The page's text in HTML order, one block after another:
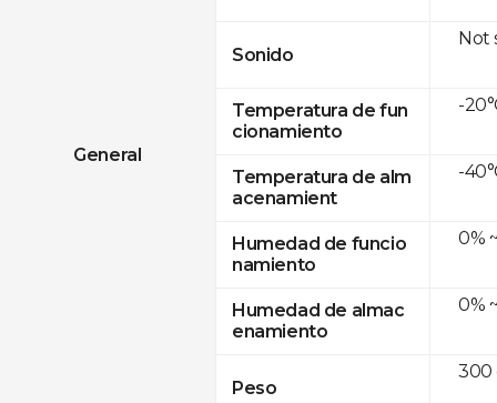
General
Sonido
Temperatura de fun
cionamiento
Temperatura de alm
acenamient
Humedad de funcio
namiento
Humedad de almac
enamiento
Peso
Not
-
-
0%
0%
300